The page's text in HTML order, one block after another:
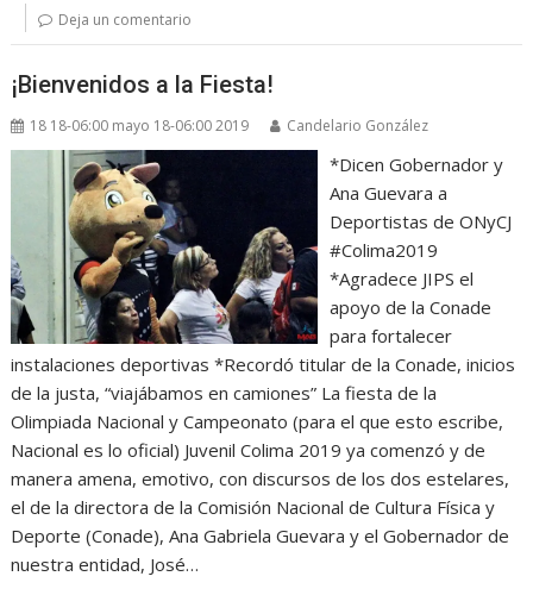
Deja un comentario
¡Bienvenidos a la Fiesta!
18 18-06:00 mayo 18-06:00 2019 Candelario González
*Dicen Gobernador y
Ana Guevara a
Deportistas de ONyCJ
#Colima2019
*Agradece JIPS el
apoyo de la Conade
para fortalecer
instalaciones deportivas *Recordó titular de la Conade, inicios
de la justa, “viajábamos en camiones” La fiesta de la
Olimpiada Nacional y Campeonato (para el que esto escribe,
Nacional es lo oficial) Juvenil Colima 2019 ya comenzó y de
manera amena, emotivo, con discursos de los dos estelares,
el de la directora de la Comisión Nacional de Cultura Física y
Deporte (Conade), Ana Gabriela Guevara y el Gobernador de
nuestra entidad, José…